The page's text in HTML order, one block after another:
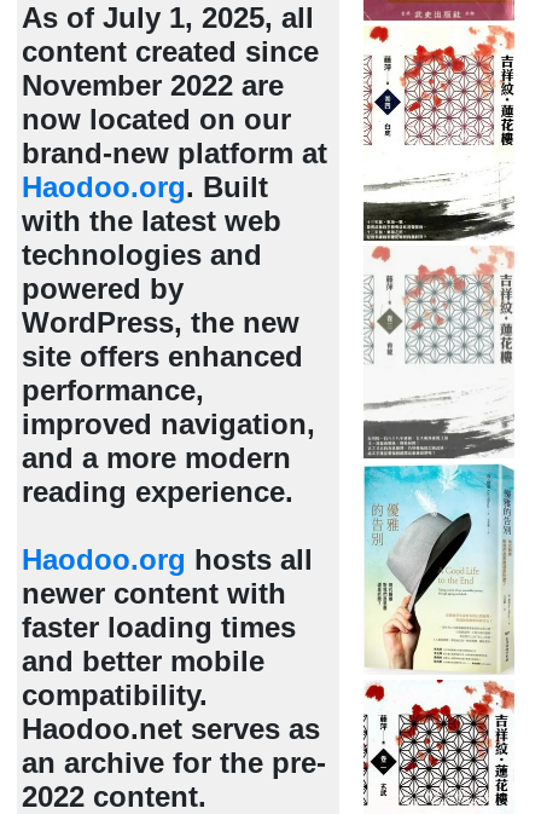
As of July 1, 2025, all
content created since
November 2022 are
now located on our
brand-new platform at
Haodoo.org. Built
with the latest web
technologies and
powered by
WordPress, the new
site offers enhanced
performance,
improved navigation,
and a more modern
reading experience.
Haodoo.org hosts all
newer content with
faster loading times
and better mobile
compatibility.
Haodoo.net serves as
an archive for the pre-
2022 content.